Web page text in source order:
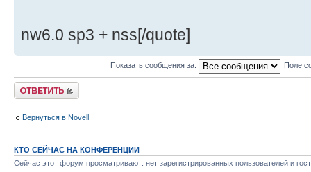
nw6.0 sp3 + nss[/quote]
Показать сообщения за: Поле
Ответить
Вернуться в Novell
КТО СЕЙЧАС НА КОНФЕРЕНЦИИ
Сейчас этот форум просматривают: нет зарегистрированных пользователей и